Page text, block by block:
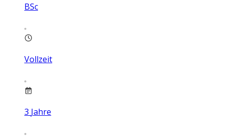
BSc
Vollzeit
3 Jahre